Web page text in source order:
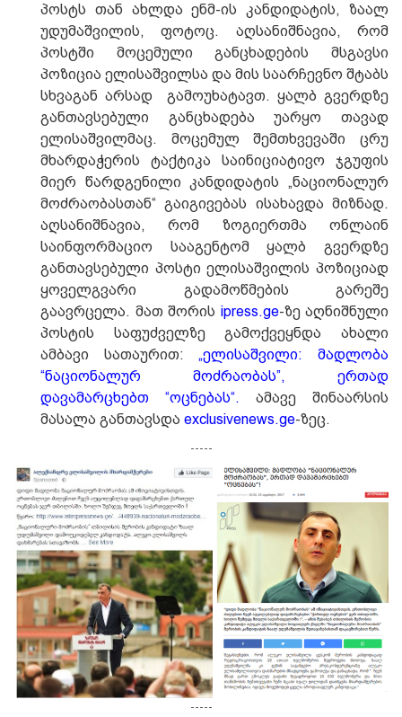
პოსტს თან ახლდა ენმ-ის კანდიდატის, ზაალ
უდუმაშვილის, ფოტოც. აღსანიშნავია, რომ
პოსტში მოცემული განცხადების მსგავსი
პოზიცია ელისაშვილსა და მის საარჩევნო შტაბს
სხვაგან არსად გამოუხატავთ. ყალბ გვერდზე
განთავსებული განცხადება უარყო თავად
ელისაშვილმაც. მოცემულ შემთხვევაში ცრუ
მხარდაჭერის ტაქტიკა საინიციატივო ჯგუფის
მიერ წარდგენილი კანდიდატის „ნაციონალურ
მოძრაობასთან“ გაიგივებას ისახავდა მიზნად.
აღსანიშნავია, რომ ზოგიერთმა ონლაინ
საინფორმაციო სააგენტომ ყალბ გვერდზე
განთავსებული პოსტი ელისაშვილის პოზიციად
ყოველგვარი გადამოწმების გარეშე
გაავრცელა. მათ შორის ipress.ge-ზე აღნიშნული
პოსტის საფუძველზე გამოქვეყნდა ახალი
ამბავი სათაურით: „ელისაშვილი: მადლობა
“ნაციონალურ მოძრაობას”, ერთად
დავამარცხებთ “ოცნებას“.
ამავე შინაარსის
მასალა განთავსდა exclusivenews.ge-ზეც.
-----
-----